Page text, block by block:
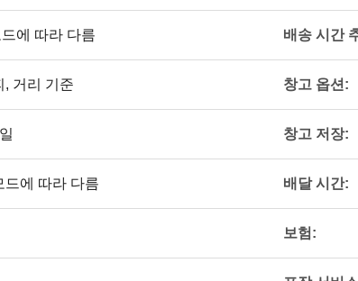
에 따라 다름 배송 시간
, 거리 기준 창고 옵션:
창고 저장:
드에 따라 다름 배달 시간:
보험: